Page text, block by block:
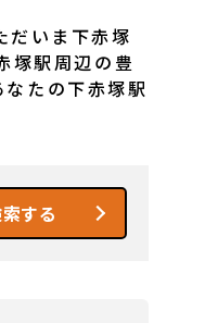
いま下赤塚
塚駅周辺の豊
たの下赤塚駅
する